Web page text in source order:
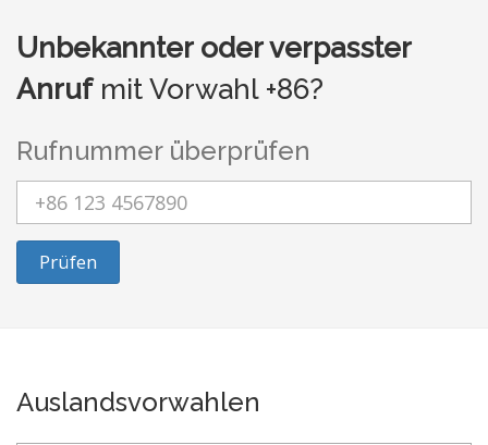
Unbekannter oder verpasster
Anrufmit Vorwahl +86?
Rufnummer überprüfen
Prüfen
Auslandsvorwahlen